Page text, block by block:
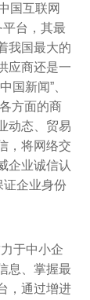
国互联网
平台，其最
我国最大的
应商还是一
国新闻”、
方面的商
动态、贸易
，将网络交
企业诚信认
企业身份
于中小企
息、掌握最
，通过增进